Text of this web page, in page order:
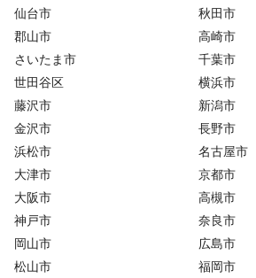
仙台市
秋田市
郡山市
高崎市
さいたま市
千葉市
世田谷区
横浜市
藤沢市
新潟市
金沢市
長野市
浜松市
名古屋市
大津市
京都市
大阪市
高槻市
神戸市
奈良市
岡山市
広島市
松山市
福岡市